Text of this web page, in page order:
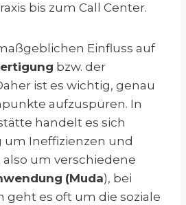
bis zum Call Center.
Einfluss auf
bzw. der
ist es wichtig, genau
aufzuspüren. In
handelt es sich
um Ineffizienzen und
um verschiedene
(Muda), bei
geht es oft um die soziale